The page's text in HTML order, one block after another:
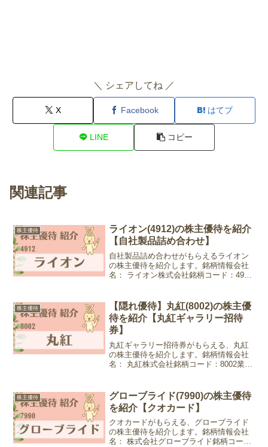
＼ シェアしてね ／
X Facebook はてブ
LINE コピー
関連記事
株主優待
ライオン(4912)の株主優待を紹介
【自社製品詰め合わせ】
自社製品詰め合わせがもらえるライオン
の株主優待を紹介します。銘柄情報会社
名： ライオン株式会社銘柄コード：4912
待内容：自社製品詰め合わせ1年以...
株主優待
【隠れ優待】丸紅(8002)の株主優
待を紹介【丸紅ギャラリー招待
券】
丸紅ギャラリー招待券がもらえる、丸紅
の株主優待を紹介します。銘柄情報会社
名： 丸紅株式会社銘柄コード：8002業
日、9月末日優待内容：丸紅ギャラリー
招...
株主優待
グローブライド(7990)の株主優待
を紹介【クオカード】
クオカードがもらえる、グローブライド
の株主優待を紹介します。銘柄情報会社
名： 株式会社グローブライド銘柄コー